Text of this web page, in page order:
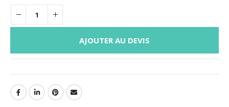
AJOUTER AU DEVIS